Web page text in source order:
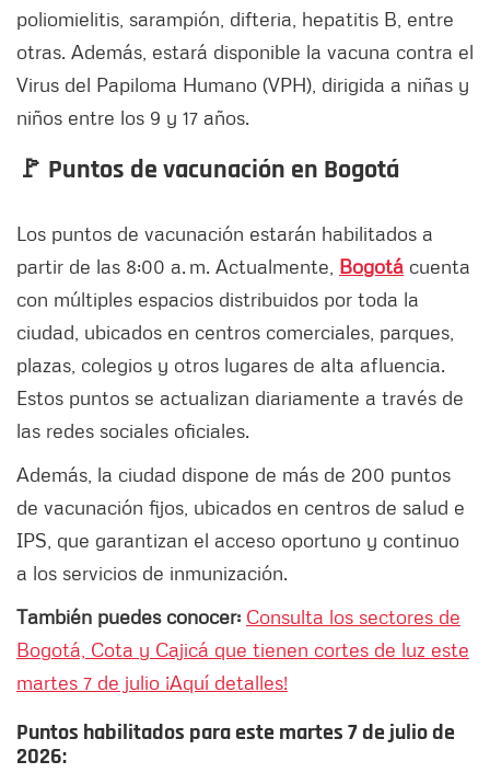
poliomielitis, sarampión, difteria, hepatitis B, entre
otras. Además, estará disponible la vacuna contra el
Virus del Papiloma Humano (VPH), dirigida a niñas y
niños entre los 9 y 17 años.
🚩 Puntos de vacunación en Bogotá
Los puntos de vacunación estarán habilitados a
partir de las 8:00 a. m. Actualmente, Bogotá cuenta
con múltiples espacios distribuidos por toda la
ciudad, ubicados en centros comerciales, parques,
plazas, colegios y otros lugares de alta afluencia.
Estos puntos se actualizan diariamente a través de
las redes sociales oficiales.
Además, la ciudad dispone de más de 200 puntos
de vacunación fijos, ubicados en centros de salud e
IPS, que garantizan el acceso oportuno y continuo
a los servicios de inmunización.
También puedes conocer: Consulta los sectores de
Bogotá, Cota y Cajicá que tienen cortes de luz este
martes 7 de julio ¡Aquí detalles!
Puntos habilitados para este martes 7 de julio de
2026: